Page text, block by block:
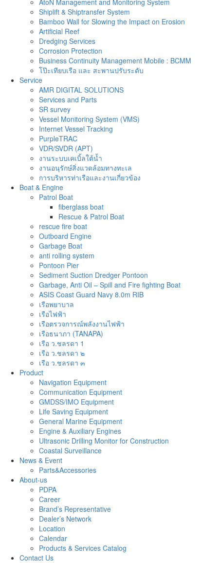
Shiplift & Shiptransfer System
Bamboo Wall for Slowing the Impact on Erosion
Artificial Reef
Dredging Services
Corrosion Protection
Business Continuity Management Mobile : BCMM
โป๊ะเทียบเรือ และ สะพานปรับระดับ
Service
AMR DIGITAL SOLUTIONS
Services and Parts
SR survey
Vessel Monitoring System (VMS)
Internet Vessel Tracking
PurpleTRAC
VDR/SVDR (APT)
งานระบบเคเบิ้ลใต้น้ำ
งานอนุรักษ์สิ่งแวดล้อมทางทะเล
การบริหารท่าเรือและงานเกี่ยวข้อง
Boat & Engine
Patrol Boat
fiberglass boat
Rescue & Patrol Boat
rescue fire boat
Outboard Engine
Garbage Boat
anti rolling system
Pontoon Pier
Sediment Suction Dredger Pontoon
Garbage, Anti Oil – Spill and Fire fighting Boat
ASIS Coast Guard Navy 8.0m RIB
เรือพยาบาล
เรือไฟฟ้า
เรือตรวจการณ์พลังงานไฟฟ้า
เรือธนาภา (TANAPA)
เรือ ว.ชลรดา 1
เรือ ว.ชลรดา ๒
เรือ ว.ชลรดา ๓
Product
Navigation Equipment
Communication Equipment
GMDSS/IMO Equipment
Life Saving Equipment
General Marine Equipment
Engine & Auxiliary Engines
Ultrasonic Drilling Monitor for Construction
Coastal Surveillance
News & Event
Parts&Accessories
About-us
PDPA
Career
Brand’s Representative
Dealer’s Network
Location
Calendar
Products & Services Catalog
Contact Us